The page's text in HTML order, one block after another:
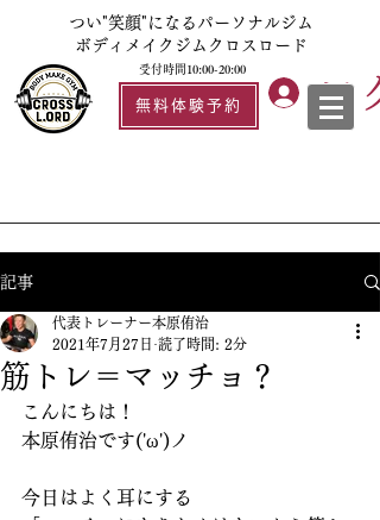
つい"笑顔"になるパーソナルジム
ボディメイクジムクロスロード
受付時間10:00-20:00
無料体験予約 ロ
記事
筋トレ＝マッチョ？
代表トレーナー本原侑治
2021年7月27日 読了時間: 2分
こんにちは！
本原侑治です('ω')ノ
今日はよく耳にする